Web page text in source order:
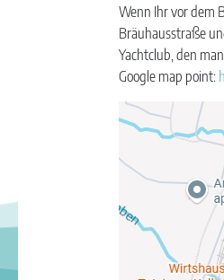
Wenn Ihr vor dem
Bräuhausstraße
Yachtclub, den
Google map point: